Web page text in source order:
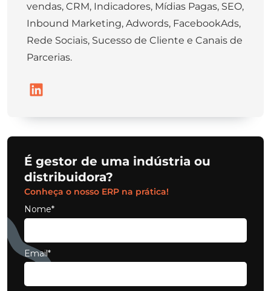
vendas, CRM, Indicadores, Mídias Pagas, SEO,
Inbound Marketing, Adwords, FacebookAds,
Rede Sociais, Sucesso de Cliente e Canais de
Parcerias.
É gestor de uma indústria ou
distribuidora?
Conheça o nosso ERP na prática!
Nome*
Email*